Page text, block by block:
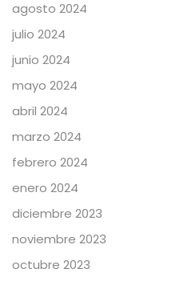
agosto 2024
julio 2024
junio 2024
mayo 2024
abril 2024
marzo 2024
febrero 2024
enero 2024
diciembre 2023
noviembre 2023
octubre 2023